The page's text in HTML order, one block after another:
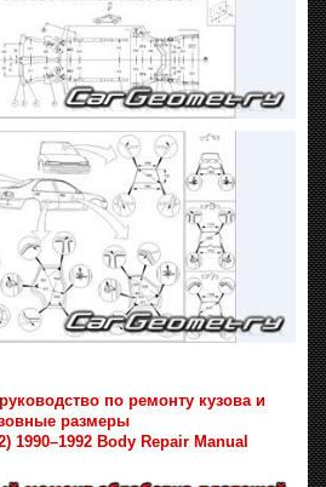
по ремонту кузова и
размеры
1990–1992 Body Repair Manual